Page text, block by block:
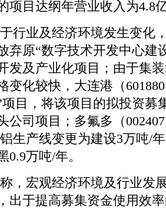
项目达纲年营业收入为4.8
行业及经济环境发生变化
放弃原“数字技术开发中心
发及产业化项目；由于集
变化较快，大连港（
目，将该项目的拟投资募
公司项目；多氟多（
生产线变更为建设3万吨/
0.9万吨/年。
，宏观经济环境及行业发
出于提高募集资金使用效